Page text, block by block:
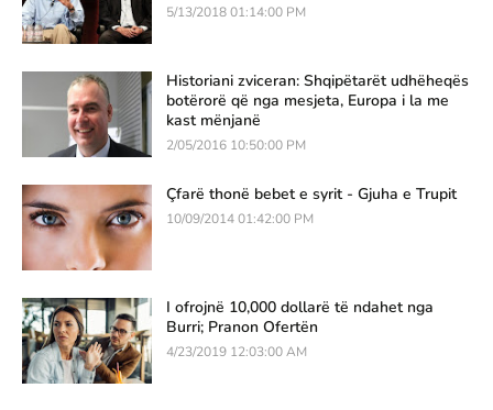
5/13/2018 01:14:00 PM
Historiani zviceran: Shqipëtarët udhëheqës
botërorë që nga mesjeta, Europa i la me
kast mënjanë
2/05/2016 10:50:00 PM
Çfarë thonë bebet e syrit - Gjuha e Trupit
10/09/2014 01:42:00 PM
I ofrojnë 10,000 dollarë të ndahet nga
Burri; Pranon Ofertën
4/23/2019 12:03:00 AM